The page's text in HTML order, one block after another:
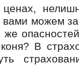
можем
же
В